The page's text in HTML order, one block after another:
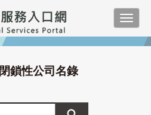
閉鎖性公司名錄